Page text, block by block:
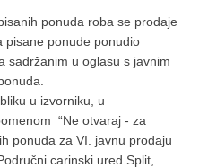
ponuda roba se prodaje
pisane ponude ponudio
sadržanim u oglasu s javnim
u izvorniku, u
“Ne otvaraj - za
ponuda za VI. javnu prodaju
carinski ured Split,